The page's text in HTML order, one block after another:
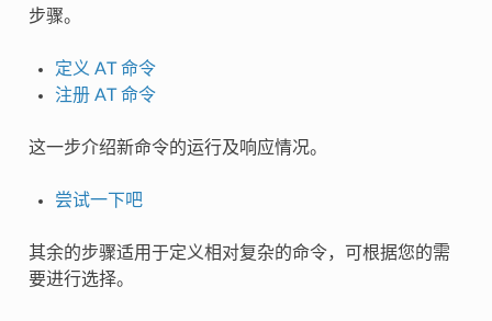
步骤。
定义 AT 命令
注册 AT 命令
这一步介绍新命令的运行及响应情况。
尝试一下吧
其余的步骤适用于定义相对复杂的命令，可根据您的需
要进行选择。